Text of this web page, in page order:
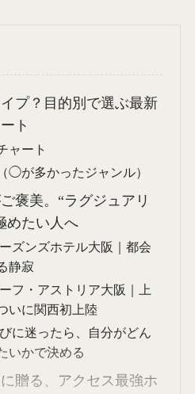
プ？目的別で選ぶ最新
ト
ャート
◯が多かったジャンル）
褒美。“ラグジュアリ
めたい人へ
ズンズホテル大阪｜都会
静寂
フ・アストリア大阪｜上
いに関西初上陸
に迷ったら、自分がどん
いかで決める
贈る、アクセス最強ホ